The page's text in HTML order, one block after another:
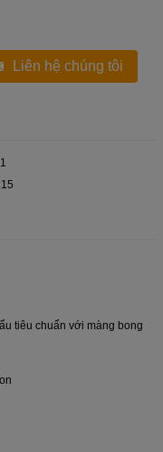
Liên hệ chúng tôi
tiêu chuẩn với màng bong